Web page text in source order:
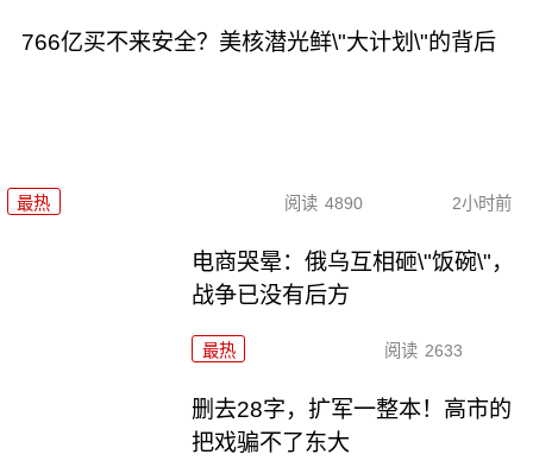
766亿买不来安全？美核潜光鲜\"大计划\"的背后
最热 阅读 4890 2小时前
电商哭晕：俄乌互相砸\"饭碗\"，
战争已没有后方
最热 阅读 2633
删去28字，扩军一整本！高市的
把戏骗不了东大